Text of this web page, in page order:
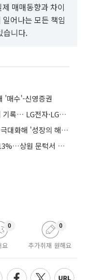
매매동향과 차이
어나는 모든 책임
습니다.
'매수'-신영증권
LG화학, 삼성전자우 제치고 시총 3위 기록… LG전자·LG도 나란히 신고가
신학철 LG화학 부회장 "성장 잠재력 극대화해 '성장의 해' 만들어야"
美 클래리티 법안 연내 통과 가능성 13%…상원 문턱서 제동
요
0
추가취재 원해요
0